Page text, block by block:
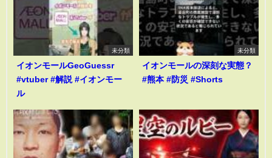
未分類
イオンモールGeoGuessr
#vtuber #解説 #イオンモー
ル
未分類
イオンモールの深刻な実態？
#熊本 #防災 #Shorts